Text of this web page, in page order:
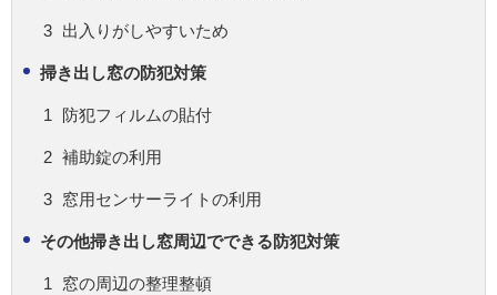
出入りがしやすいため
掃き出し窓の防犯対策
防犯フィルムの貼付
補助錠の利用
窓用センサーライトの利用
その他掃き出し窓周辺でできる防犯対策
窓の周辺の整理整頓